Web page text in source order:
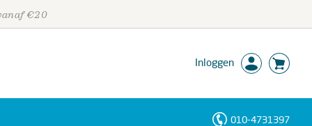
€20
Inloggen
010-4731397